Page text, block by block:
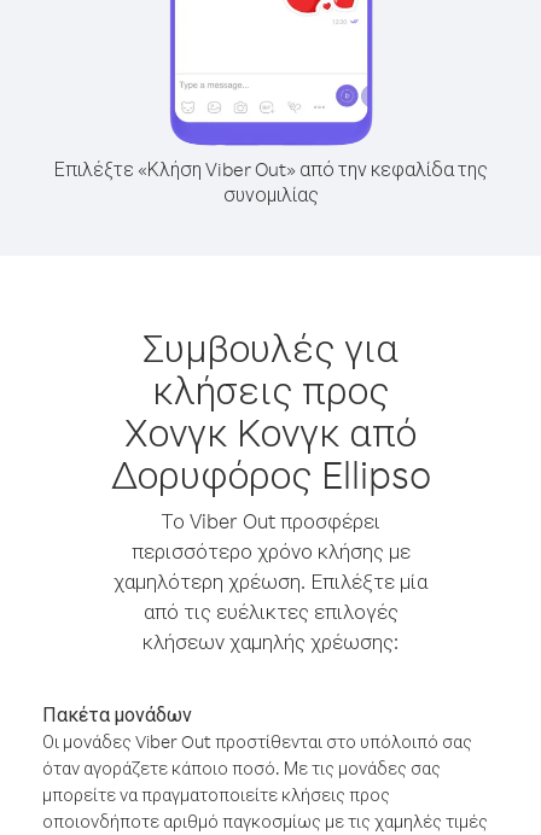
Επιλέξτε «Κλήση Viber Out» από την κεφαλίδα της
συνομιλίας
Συμβουλές για
κλήσεις προς
Χονγκ Κονγκ από
Δορυφόρος Ellipso
Το Viber Out προσφέρει
περισσότερο χρόνο κλήσης με
χαμηλότερη χρέωση. Επιλέξτε μία
από τις ευέλικτες επιλογές
κλήσεων χαμηλής χρέωσης:
Πακέτα μονάδων
Οι μονάδες Viber Out προστίθενται στο υπόλοιπό σας
όταν αγοράζετε κάποιο ποσό. Με τις μονάδες σας
μπορείτε να πραγματοποιείτε κλήσεις προς
οποιονδήποτε αριθμό παγκοσμίως με τις χαμηλές τιμές